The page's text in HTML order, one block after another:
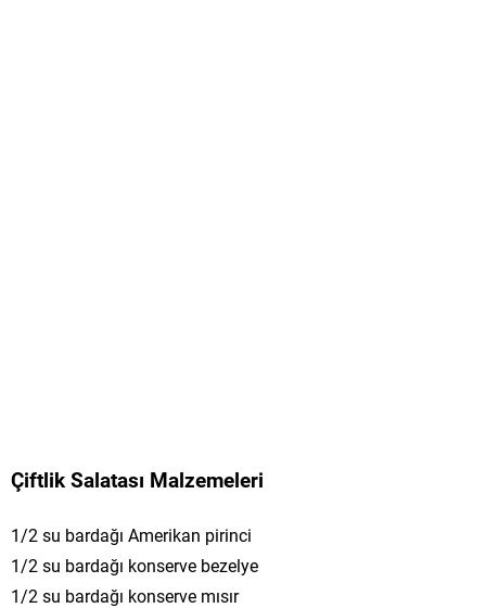
Çiftlik Salatası Malzemeleri
1/2 su bardağı Amerikan pirinci
1/2 su bardağı konserve bezelye
1/2 su bardağı konserve mısır